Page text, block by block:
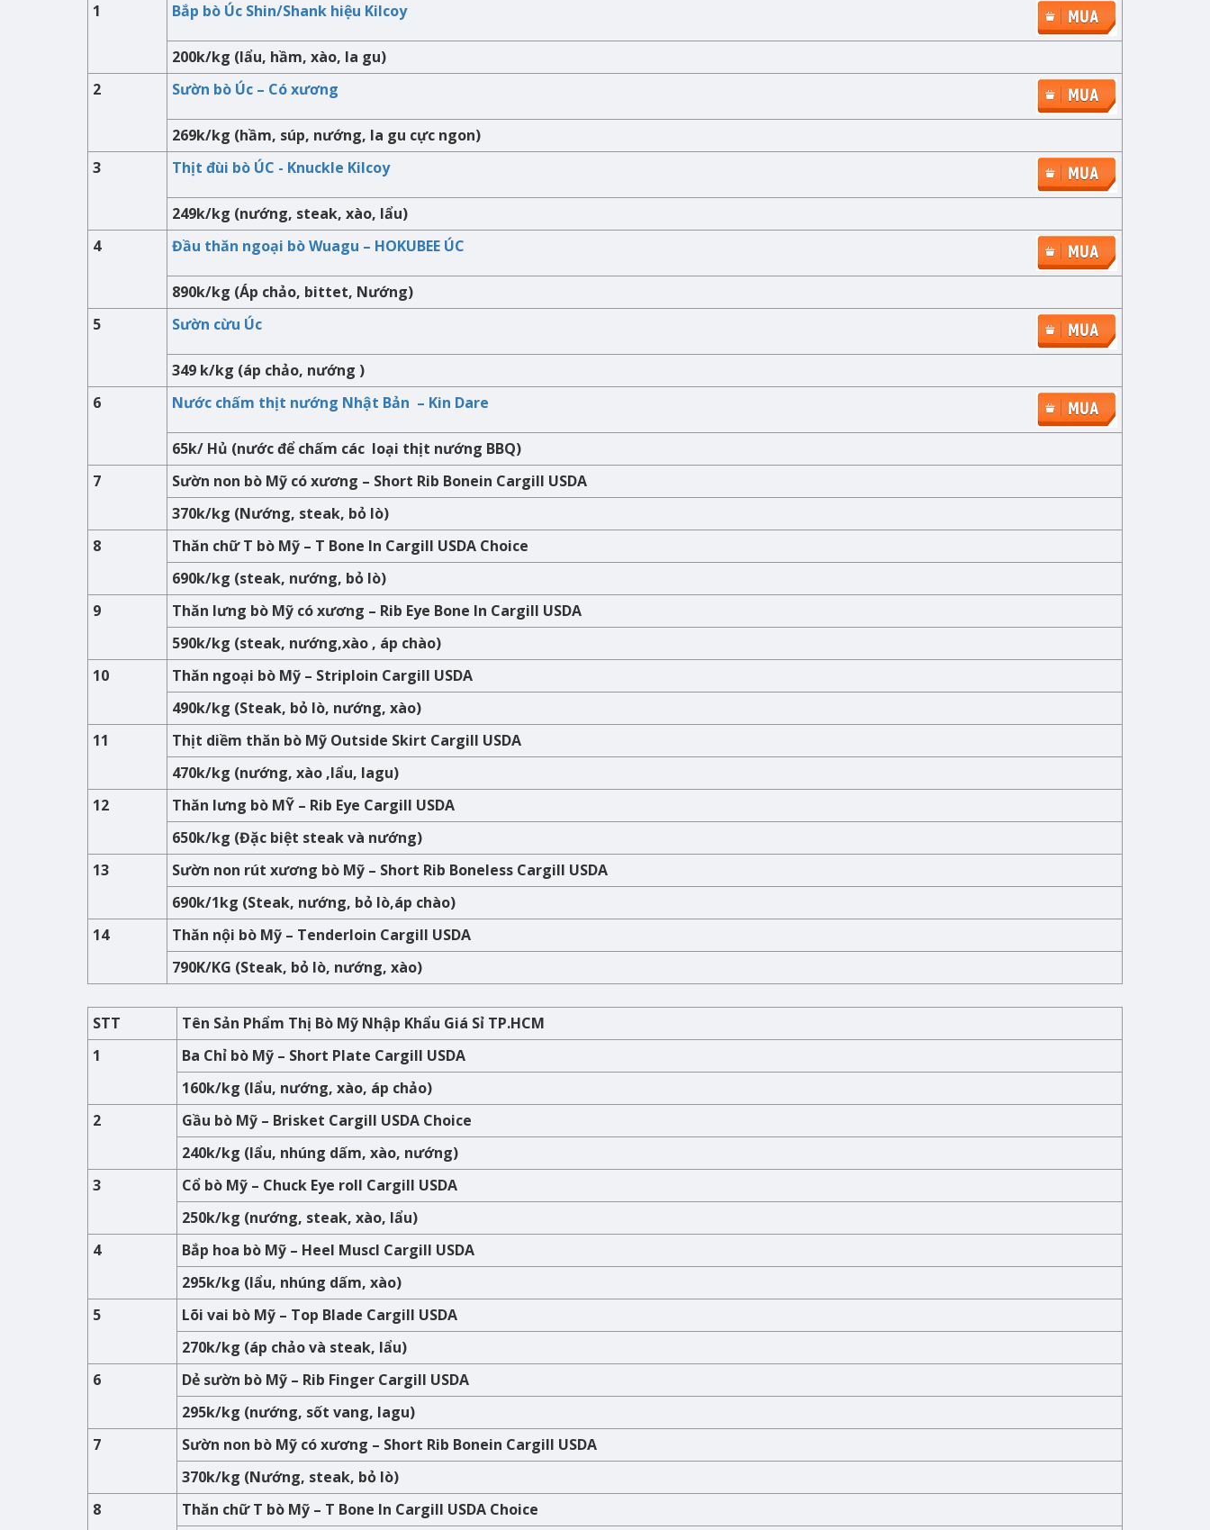
1
Bắp bò Úc Shin/Shank hiệu Kilcoy
200k/kg (lẩu, hầm, xào, la gu)
2
Sườn bò Úc – Có xương
269k/kg (hầm, súp, nướng, la gu cực ngon)
3
Thịt đùi bò ÚC - Knuckle Kilcoy
249k/kg (nướng, steak, xào, lẩu)
4
Đầu thăn ngoại bò Wuagu – HOKUBEE ÚC
890k/kg (Áp chảo, bittet, Nướng)
5
Sườn cừu Úc
349 k/kg (áp chảo, nướng )
6
Nước chấm thịt nướng Nhật Bản – Kin Dare
65k/ Hủ (nước để chấm các loại thịt nướng BBQ)
7
Sườn non bò Mỹ có xương – Short Rib Bonein Cargill USDA
370k/kg (Nướng, steak, bỏ lò)
8
Thăn chữ T bò Mỹ – T Bone In Cargill USDA Choice
690k/kg (steak, nướng, bỏ lò)
9
Thăn lưng bò Mỹ có xương – Rib Eye Bone In Cargill USDA
590k/kg (steak, nướng,xào , áp chào)
10
Thăn ngoại bò Mỹ – Striploin Cargill USDA
490k/kg (Steak, bỏ lò, nướng, xào)
11
Thịt diềm thăn bò Mỹ Outside Skirt Cargill USDA
470k/kg (nướng, xào ,lẩu, lagu)
12
Thăn lưng bò MỸ – Rib Eye Cargill USDA
650k/kg (Đặc biệt steak và nướng)
13
Sườn non rút xương bò Mỹ – Short Rib Boneless Cargill USDA
690k/1kg (Steak, nướng, bỏ lò,áp chào)
14
Thăn nội bò Mỹ – Tenderloin Cargill USDA
790K/KG (Steak, bỏ lò, nướng, xào)
STT
Tên Sản Phẩm Thị Bò Mỹ Nhập Khẩu Giá Sỉ TP.HCM
1
Ba Chỉ bò Mỹ – Short Plate Cargill USDA
160k/kg (lẩu, nướng, xào, áp chảo)
2
Gầu bò Mỹ – Brisket Cargill USDA Choice
240k/kg (lẩu, nhúng dấm, xào, nướng)
3
Cổ bò Mỹ – Chuck Eye roll Cargill USDA
250k/kg (nướng, steak, xào, lẩu)
4
Bắp hoa bò Mỹ – Heel Muscl Cargill USDA
295k/kg (lẩu, nhúng dấm, xào)
5
Lõi vai bò Mỹ – Top Blade Cargill USDA
270k/kg (áp chảo và steak, lẩu)
6
Dẻ sườn bò Mỹ – Rib Finger Cargill USDA
295k/kg (nướng, sốt vang, lagu)
7
Sườn non bò Mỹ có xương – Short Rib Bonein Cargill USDA
370k/kg (Nướng, steak, bỏ lò)
8
Thăn chữ T bò Mỹ – T Bone In Cargill USDA Choice